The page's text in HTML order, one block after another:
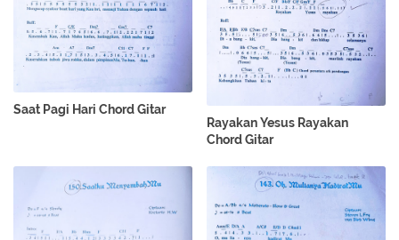
Saat Pagi Hari Chord Gitar
Rayakan Yesus Rayakan
Chord Gitar